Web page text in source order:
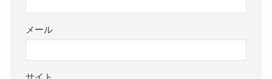
メール
サイト